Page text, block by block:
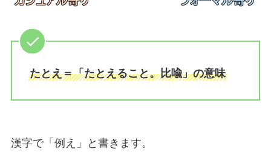
たとえ＝「たとえること。比喩」の意味
漢字で「例え」と書きます。